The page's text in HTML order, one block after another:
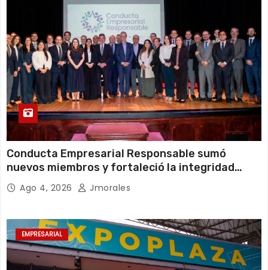
Conducta Empresarial Responsable sumó
nuevos miembros y fortaleció la integridad
empresarial en Ecuador
Ago 4, 2026 Jmorales
EMPRESARIAL